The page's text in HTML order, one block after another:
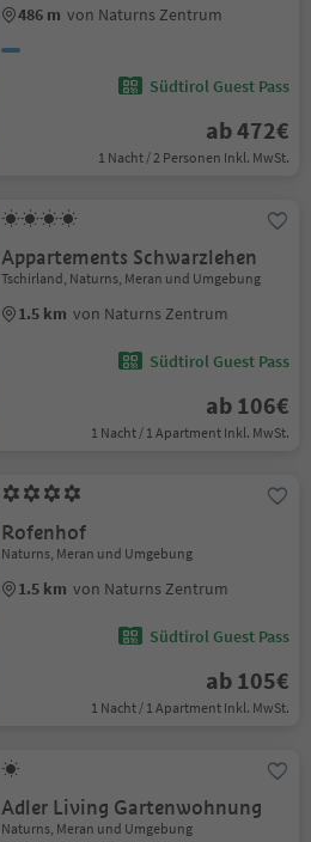
486 m von Naturns Zentrum
Südtirol Guest Pass
ab 472€
1 Nacht / 2 Personen Inkl. MwSt.
Appartements Schwarzlehen
Tschirland, Naturns, Meran und Umgebung
1.5 km von Naturns Zentrum
Südtirol Guest Pass
ab 106€
1 Nacht / 1 Apartment Inkl. MwSt.
Rofenhof
Naturns, Meran und Umgebung
1.5 km von Naturns Zentrum
Südtirol Guest Pass
ab 105€
1 Nacht / 1 Apartment Inkl. MwSt.
Adler Living Gartenwohnung
Naturns, Meran und Umgebung